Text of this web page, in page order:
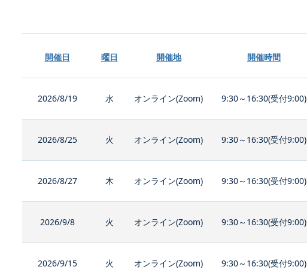
開催日 曜日 開催地 開催時間
2026/8/19 水 オンライン(Zoom) 9:30～16:30(受付9:00)
2026/8/25 火 オンライン(Zoom) 9:30～16:30(受付9:00)
2026/8/27 木 オンライン(Zoom) 9:30～16:30(受付9:00)
2026/9/8 火 オンライン(Zoom) 9:30～16:30(受付9:00)
2026/9/15 火 オンライン(Zoom) 9:30～16:30(受付9:00)